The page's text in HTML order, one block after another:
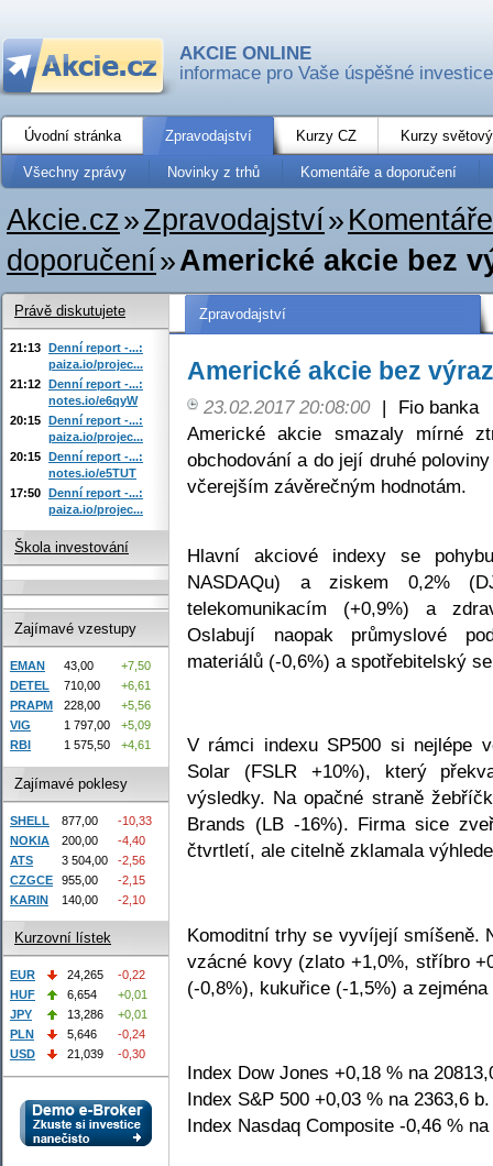
AKCIE ONLINE
informace pro Vaše úspěšné investice
Úvodní stránka Zpravodajství Kurzy CZ Kurzy
Všechny zprávy Novinky z trhů Komentáře a doporučení
Akcie.cz»Zpravodajství»
doporučení»Americké akcie bez
Zpravodajství
Americké akcie bez
23.02.2017 20:08:00 |
Fio banka
Americké akcie smazaly mírné
obchodování a do její druhé
včerejším závěrečným hodnotám.
Hlavní akciové indexy se
NASDAQu) a ziskem 0,2%
telekomunikacím (+0,9%) a
Oslabují naopak průmyslové
materiálů (-0,6%) a spotřebitelský
V rámci indexu SP500 si nejlépe
Solar (FSLR +10%), který
výsledky. Na opačné straně
Brands (LB -16%). Firma sice
čtvrtletí, ale citelně zklamala
Komoditní trhy se vyvíjejí smíšeně.
vzácné kovy (zlato +1,0%, stříbro
(-0,8%), kukuřice (-1,5%) a
Index Dow Jones +0,18 % na
Index S&P 500 +0,03 % na 2363,6 b.
Index Nasdaq Composite -0,46 %
Právě diskutujete
21:13 Denní report -...:
paiza.io/projec...
21:12 Denní report -...:
notes.io/e6qyW
20:15 Denní report -...:
paiza.io/projec...
20:15 Denní report -...:
notes.io/e5TUT
17:50 Denní report -...:
paiza.io/projec...
Škola investování
Zajímavé vzestupy
EMAN 43,00
+7,50
DETEL
710,00
+6,61
PRAPM
228,00
+5,56
VIG
1 797,00
+5,09
RBI
1 575,50 +4,61
Zajímavé poklesy
SHELL 877,00
-10,33
NOKIA
200,00
-4,40
ATS
3 504,00
-2,56
CZGCE
955,00
-2,15
KARIN
140,00 -2,10
Kurzovní lístek
EUR 24,265
-0,22
HUF
6,654
+0,01
JPY
13,286
+0,01
PLN
5,646
-0,24
USD
21,039 -0,30